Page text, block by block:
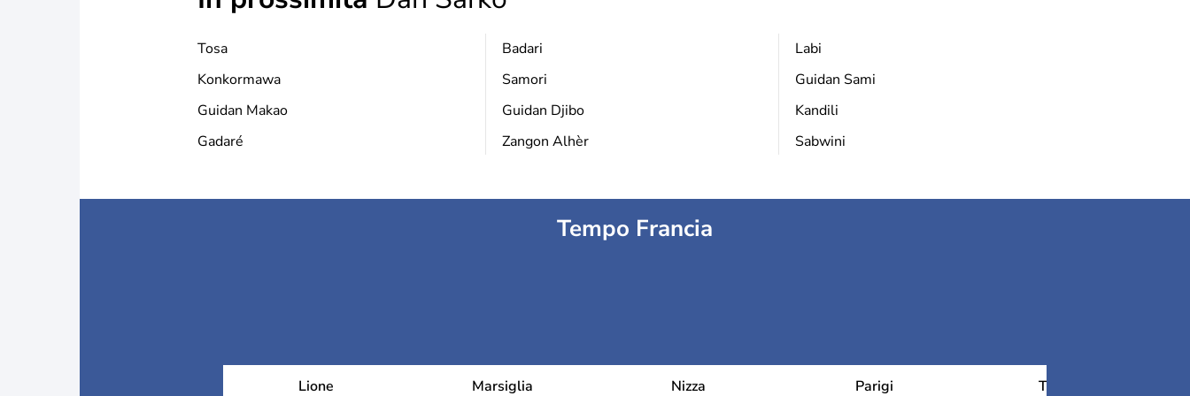
Tosa
Konkormawa
Guidan Makao
Gadaré
Badari
Samori
Guidan Djibo
Zangon Alhèr
Labi
Guidan Sami
Kandili
Sabwini
Tempo Francia
Lione Marsiglia Nizza Parigi Tolosa